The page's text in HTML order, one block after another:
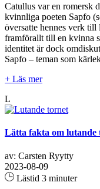
Catullus var en romersk
kvinnliga poeten Sapfo
översatte hennes verk
framförallt till en kvinna
identitet är dock
Sapfo – teman som
+ Läs mer
L
Lätta fakta om lutande
av: Carsten Ryytty
2023-08-09
Lästid 3 minuter